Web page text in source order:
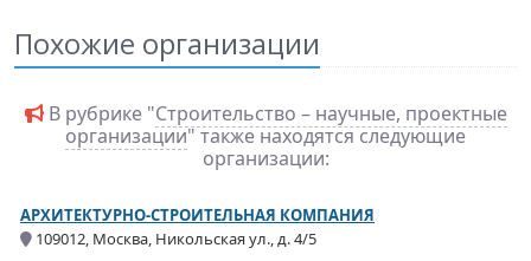
Похожие организации
В рубрике "Строительство – научные, проектные
организации" также находятся следующие
организации:
АРХИТЕКТУРНО-СТРОИТЕЛЬНАЯ КОМПАНИЯ
109012, Москва, Никольская ул., д. 4/5